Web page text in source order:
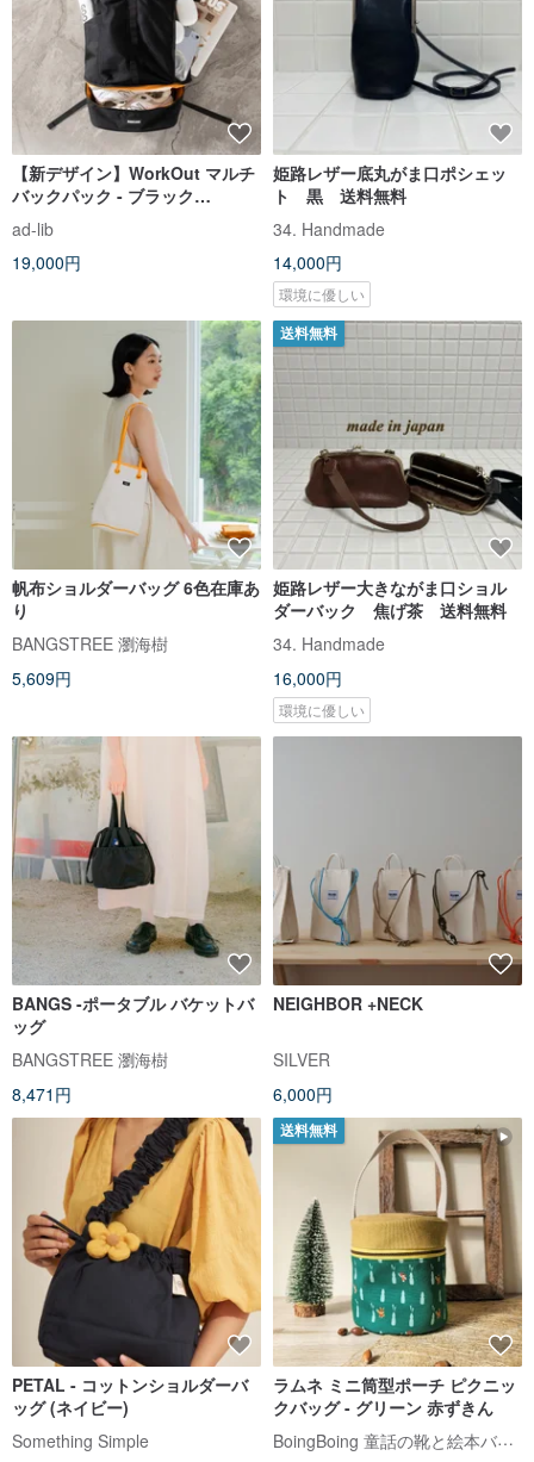
【新デザイン】WorkOut マルチ
バックパック - ブラック
(BA131A)
ad-lib
19,000円
姫路レザー底丸がま口ポシェッ
ト 黒 送料無料
34. Handmade
14,000円
環境に優しい
帆布ショルダーバッグ 6色在庫あ
り
BANGSTREE 瀏海樹
5,609円
送料無料
姫路レザー大きながま口ショル
ダーバック 焦げ茶 送料無料
34. Handmade
16,000円
環境に優しい
BANGS -ポータブル バケットバ
ッグ
BANGSTREE 瀏海樹
8,471円
NEIGHBOR +NECK
SILVER
6,000円
PETAL - コットンショルダーバ
ッグ (ネイビー)
Something Simple
送料無料
ラムネ ミニ筒型ポーチ ピクニッ
クバッグ - グリーン 赤ずきん
BoingBoing 童話の靴と絵本バッグ